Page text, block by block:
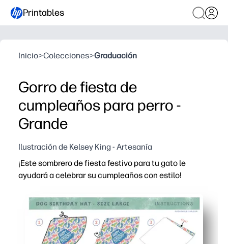
Printables
Inicio>Colecciones>Graduación
Gorro de fiesta de
cumpleaños para perro -
Grande
Ilustración de Kelsey King - Artesanía
¡Este sombrero de fiesta festivo para tu gato le
ayudará a celebrar su cumpleaños con estilo!
Imprima, corte y cinta adhesiva: estará listo para la
Escala antes de imprimir para adaptarse
Diseño atrevido y listo para fotos que hace que las
Vuelva a imprimir en cualquier momento para copias